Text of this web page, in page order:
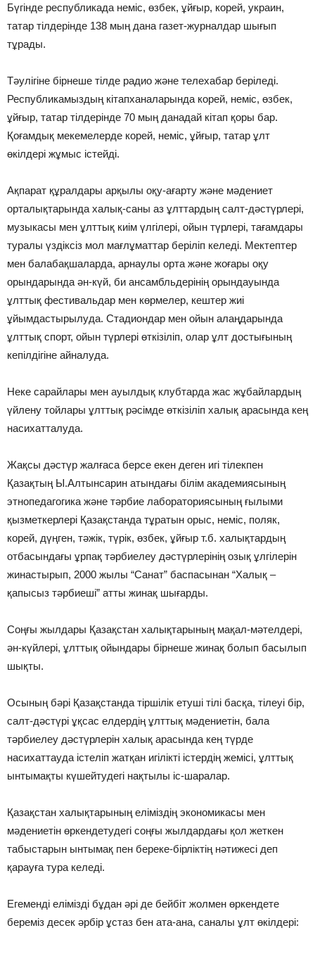
Бүгiнде республикада немiс, өзбек, ұйғыр, корей, украин,
татар тiлдерiнде 138 мың дана газет-журналдар шығып
тұрады.
Тәулiгiне бiрнеше тiлде радио және телехабар берiледi.
Республикамыздың кiтапханаларында корей, немiс, өзбек,
ұйғыр, татар тiлдерiнде 70 мың данадай кiтап қоры бар.
Қоғамдық мекемелерде корей, немiс, ұйғыр, татар ұлт
өкiлдерi жұмыс iстейдi.
Ақпарат құралдары арқылы оқу-ағарту және мәдениет
орталықтарында халық-саны аз ұлттардың салт-дәстүрлерi,
музыкасы мен ұлттық киiм үлгiлерi, ойын түрлерi, тағамдары
туралы үздiксiз мол мағлұматтар берiлiп келедi. Мектептер
мен балабақшаларда, арнаулы орта және жоғары оқу
орындарында ән-күй, би ансамбльдерiнiң орындауында
ұлттық фестивальдар мен көрмелер, кештер жиi
ұйымдастырылуда. Стадиондар мен ойын алаңдарында
ұлттық спорт, ойын түрлерi өткiзiлiп, олар ұлт достығының
кепiлдiгiне айналуда.
Неке сарайлары мен ауылдық клубтарда жас жұбайлардың
үйлену тойлары ұлттық рәсiмде өткiзiлiп халық арасында кең
насихатталуда.
Жақсы дәстүр жалғаса берсе екен деген игi тiлекпен
Қазақтың Ы.Алтынсарин атындағы бiлiм академиясының
этнопедагогика және тәрбие лабораториясының ғылыми
қызметкерлерi Қазақстанда тұратын орыс, немiс, поляк,
корей, дүңген, тәжiк, түрiк, өзбек, ұйғыр т.б. халықтардың
отбасындағы ұрпақ тәрбиелеу дәстүрлерiнiң озық ұлгiлерiн
жинастырып, 2000 жылы “Санат” баспасынан “Халық –
қапысыз тәрбиешi” атты жинақ шығарды.
Соңғы жылдары Қазақстан халықтарының мақал-мәтелдерi,
ән-күйлерi, ұлттық ойындары бiрнеше жинақ болып басылып
шықты.
Осының бәрi Қазақстанда тiршiлiк етушi тiлi басқа, тiлеуi бiр,
салт-дәстүрi ұқсас елдердiң ұлттық мәдениетiн, бала
тәрбиелеу дәстүрлерiн халық арасында кең түрде
насихаттауда iстелiп жатқан игiлiктi iстердiң жемiсi, ұлттық
ынтымақты күшейтудегi нақтылы iс-шаралар.
Қазақстан халықтарының елiмiздiң экономикасы мен
мәдениетiн өркендетудегi соңғы жылдардағы қол жеткен
табыстарын ынтымақ пен береке-бiрлiктiң нәтижесi деп
қарауға тура келедi.
Егемендi елiмiздi бұдан әрi де бейбiт жолмен өркендете
беремiз десек әрбiр ұстаз бен ата-ана, саналы ұлт өкiлдерi: